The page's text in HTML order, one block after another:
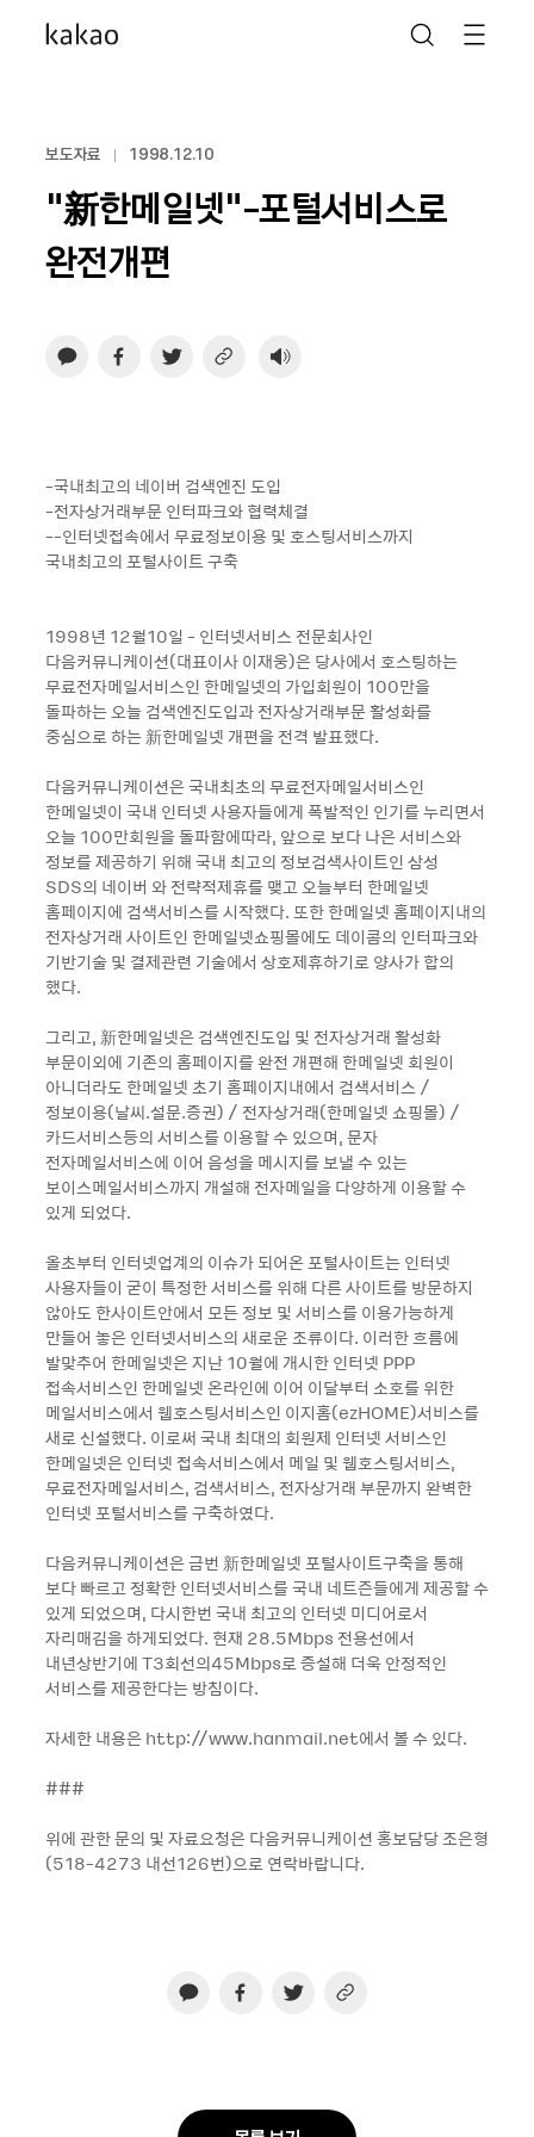
보도자료 1998.12.10
"新한메일넷"-포털서비스로
완전개편
-국내최고의 네이버 검색엔진 도입
-전자상거래부문 인터파크와 협력체결
--인터넷접속에서 무료정보이용 및 호스팅서비스까지
국내최고의 포털사이트 구축
1998년 12월10일 - 인터넷서비스 전문회사인
다음커뮤니케이션(대표이사 이재웅)은 당사에서 호스팅하는
무료전자메일서비스인 한메일넷의 가입회원이 100만을
돌파하는 오늘 검색엔진도입과 전자상거래부문 활성화를
중심으로 하는 新한메일넷 개편을 전격 발표했다.
다음커뮤니케이션은 국내최초의 무료전자메일서비스인
한메일넷이 국내 인터넷 사용자들에게 폭발적인 인기를 누리면서
오늘 100만회원을 돌파함에따라, 앞으로 보다 나은 서비스와
정보를 제공하기 위해 국내 최고의 정보검색사이트인 삼성
SDS의 네이버 와 전략적제휴를 맺고 오늘부터 한메일넷
홈페이지에 검색서비스를 시작했다. 또한 한메일넷 홈페이지내의
전자상거래 사이트인 한메일넷쇼핑몰에도 데이콤의 인터파크와
기반기술 및 결제관련 기술에서 상호제휴하기로 양사가 합의
했다.
그리고, 新한메일넷은 검색엔진도입 및 전자상거래 활성화
부문이외에 기존의 홈페이지를 완전 개편해 한메일넷 회원이
아니더라도 한메일넷 초기 홈페이지내에서 검색서비스 /
정보이용(날씨.설문.증권) / 전자상거래(한메일넷 쇼핑몰) /
카드서비스등의 서비스를 이용할 수 있으며, 문자
전자메일서비스에 이어 음성을 메시지를 보낼 수 있는
보이스메일서비스까지 개설해 전자메일을 다양하게 이용할 수
있게 되었다.
올초부터 인터넷업계의 이슈가 되어온 포털사이트는 인터넷
사용자들이 굳이 특정한 서비스를 위해 다른 사이트를 방문하지
않아도 한사이트안에서 모든 정보 및 서비스를 이용가능하게
만들어 놓은 인터넷서비스의 새로운 조류이다. 이러한 흐름에
발맞추어 한메일넷은 지난 10월에 개시한 인터넷 PPP
접속서비스인 한메일넷 온라인에 이어 이달부터 소호를 위한
메일서비스에서 웹호스팅서비스인 이지홈(ezHOME)서비스를
새로 신설했다. 이로써 국내 최대의 회원제 인터넷 서비스인
한메일넷은 인터넷 접속서비스에서 메일 및 웹호스팅서비스,
무료전자메일서비스, 검색서비스, 전자상거래 부문까지 완벽한
인터넷 포털서비스를 구축하였다.
다음커뮤니케이션은 금번 新한메일넷 포털사이트구축을 통해
보다 빠르고 정확한 인터넷서비스를 국내 네트즌들에게 제공할 수
있게 되었으며, 다시한번 국내 최고의 인터넷 미디어로서
자리매김을 하게되었다. 현재 28.5Mbps 전용선에서
내년상반기에 T3회선의45Mbps로 증설해 더욱 안정적인
서비스를 제공한다는 방침이다.
자세한 내용은 http://www.hanmail.net에서 볼 수 있다.
###
위에 관한 문의 및 자료요청은 다음커뮤니케이션 홍보담당 조은형
(518-4273 내선126번)으로 연락바랍니다.